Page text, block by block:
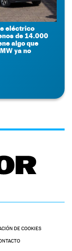
eléctrico
de 14.000
algo que
ya no
DE COOKIES